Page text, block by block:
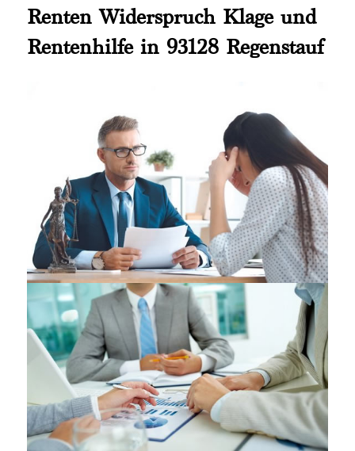
Renten Widerspruch Klage und
Rentenhilfe in 93128 Regenstauf